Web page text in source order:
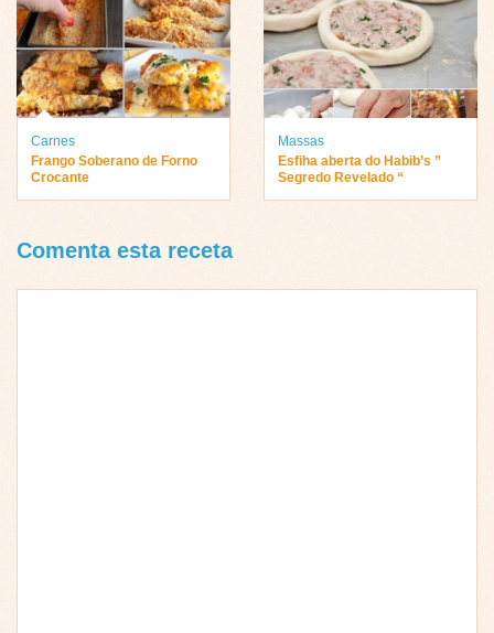
Carnes
Frango Soberano de Forno
Crocante
Massas
Esfiha aberta do Habib’s ”
Segredo Revelado “
Comenta esta receta